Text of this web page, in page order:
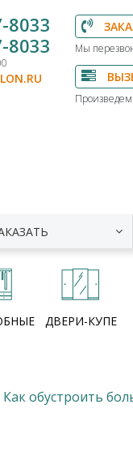
8033
8033
Мы
ДВЕРИ-КУПЕ
Как обустроить